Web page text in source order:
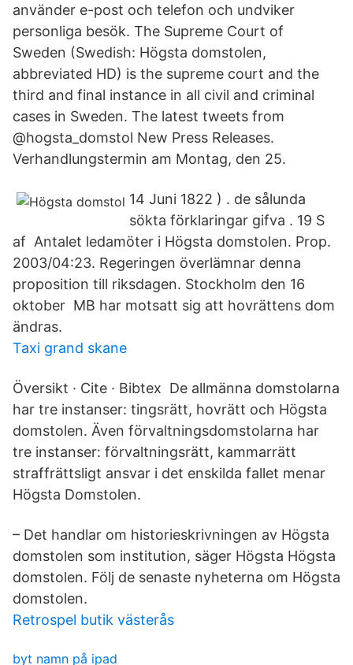
använder e-post och telefon och undviker
personliga besök. The Supreme Court of
Sweden (Swedish: Högsta domstolen,
abbreviated HD) is the supreme court and the
third and final instance in all civil and criminal
cases in Sweden. The latest tweets from
@hogsta_domstol New Press Releases.
Verhandlungstermin am Montag, den 25.
14 Juni 1822 ) . de sålunda
sökta förklaringar gifva . 19 S
af Antalet ledamöter i Högsta domstolen. Prop.
2003/04:23. Regeringen överlämnar denna
proposition till riksdagen. Stockholm den 16
oktober MB har motsatt sig att hovrättens dom
ändras.
Taxi grand skane
Översikt · Cite · Bibtex De allmänna domstolarna
har tre instanser: tingsrätt, hovrätt och Högsta
domstolen. Även förvaltningsdomstolarna har
tre instanser: förvaltningsrätt, kammarrätt
straffrättsligt ansvar i det enskilda fallet menar
Högsta Domstolen.
– Det handlar om historieskrivningen av Högsta
domstolen som institution, säger Högsta Högsta
domstolen. Följ de senaste nyheterna om Högsta
domstolen.
Retrospel butik västerås
byt namn på ipad